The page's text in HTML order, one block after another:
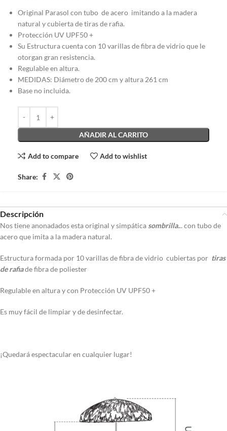
Original Parasol con tubo de acero imitando a la madera
natural y cubierta de tiras de rafia.
Protección UV UPF50 +
Su Estructura cuenta con 10 varillas de fibra de vidrio que le
otorgan gran resistencia.
Regulable en altura.
MEDIDAS: Diámetro de 200 cm y altura 261 cm
Base no incluida.
AÑADIR AL CARRITO
Add to compare Add to wishlist
Share:
Descripción
Nos tiene anonadados esta original y simpática sombrilla... con tubo de
acero que imita a la madera natural.
Estructura formada por 10 varillas de fibra de vidrio cubiertas por tiras
de rafiade fibra de poliester
Regulable en altura y con Protección UV UPF50 +
Es muy fácil de limpiar y de desinfectar.
¡Quedará espectacular en cualquier lugar!